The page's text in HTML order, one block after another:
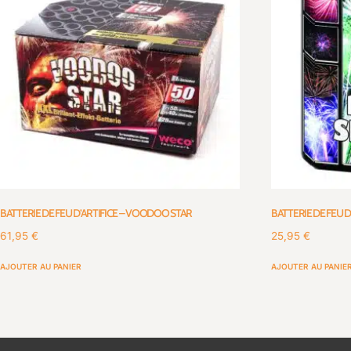
BATTERIE DE FEU D’ARTIFICE – VOODOO STAR
61,95 €
AJOUTER AU PANIER
BATTERIE DE FEU
25,95 €
AJOUTER AU